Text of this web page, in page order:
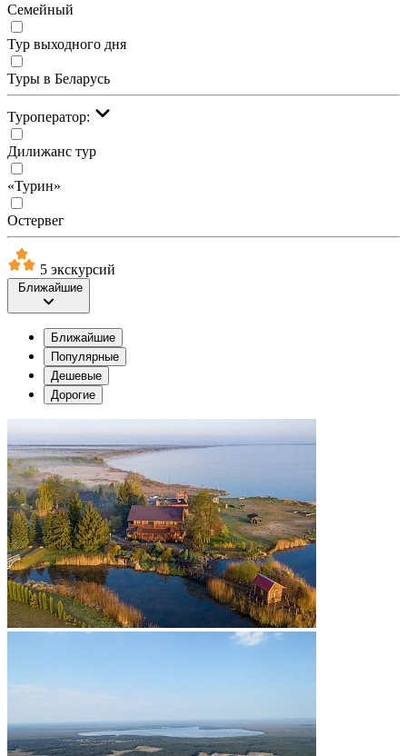
Семейный
Тур выходного дня
Туры в Беларусь
Туроператор:
Дилижанс тур
«Турин»
Остервег
5 экскурсий
Ближайшие
Ближайшие
Популярные
Дешевые
Дорогие